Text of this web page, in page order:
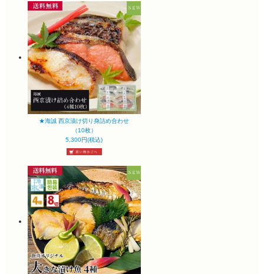
★海誠 西京漬け切り身詰め合わせ
（10枚）
5,300円(税込)